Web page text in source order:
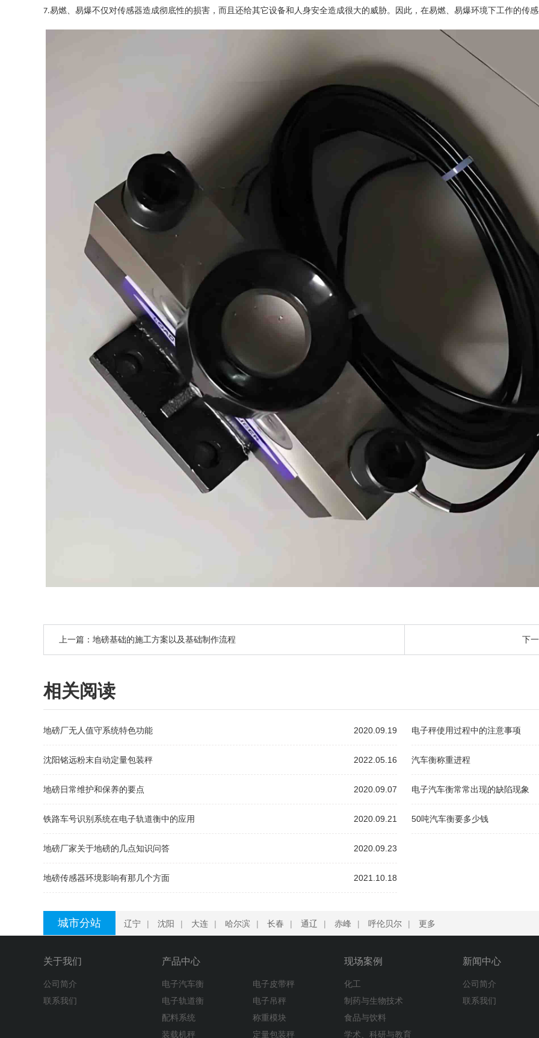
7.易燃、易爆不仅对传感器造成彻底性的损害，而且还给其它设备和人身安全造成很大的威胁。因此，在易燃、易爆环境下工作的传
上一篇：地磅基础的施工方案以及基础制作流程 下
相关阅读
地磅厂无人值守系统特色功能 2020.09.19
沈阳铭远粉末自动定量包装秤 2022.05.16
地磅日常维护和保养的要点 2020.09.07
铁路车号识别系统在电子轨道衡中的应用 2020.09.21
地磅厂家关于地磅的几点知识问答 2020.09.23
地磅传感器环境影响有那几个方面 2021.10.18
电子秤使用过程中的注意事项
汽车衡称重进程
电子汽车衡常常出现的缺陷现象
50吨汽车衡要多少钱
城市分站 辽宁 | 沈阳 | 大连 | 哈尔滨 | 长春 | 通辽 | 赤峰 | 呼伦贝尔 | 更多
关于我们
公司简介
联系我们
产品中心
电子汽车衡
电子皮带秤
电子轨道衡
电子吊秤
配料系统
称重模块
装载机秤
定量包装秤
现场案例
化工
制药与生物技术
食品与饮料
学术、科研与教育
新闻中心
公司简介
联系我们